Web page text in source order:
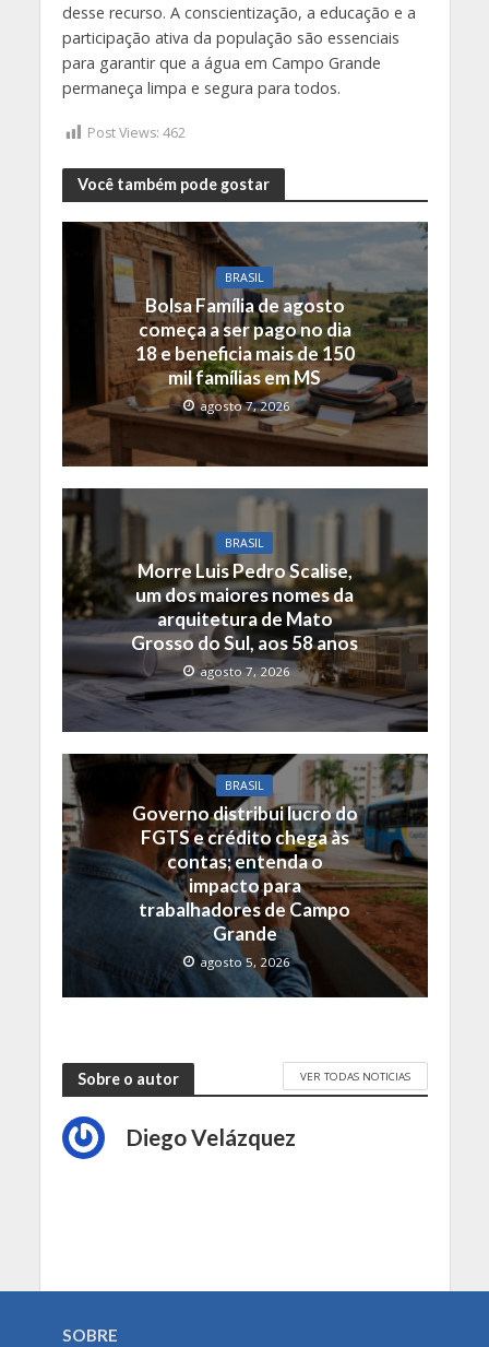
desse recurso. A conscientização, a educação e a
participação ativa da população são essenciais
para garantir que a água em Campo Grande
permaneça limpa e segura para todos.
Post Views: 462
Você também pode gostar
BRASIL
Bolsa Família de agosto
começa a ser pago no dia
18 e beneficia mais de 150
mil famílias em MS
agosto 7, 2026
BRASIL
Morre Luis Pedro Scalise,
um dos maiores nomes da
arquitetura de Mato
Grosso do Sul, aos 58 anos
agosto 7, 2026
BRASIL
Governo distribui lucro do
FGTS e crédito chega às
contas; entenda o
impacto para
trabalhadores de Campo
Grande
agosto 5, 2026
Sobre o autor VER TODAS NOTICIAS
Diego Velázquez
SOBRE